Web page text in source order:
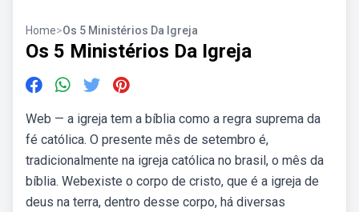
Home>Os 5 Ministérios Da Igreja
Os 5 Ministérios Da Igreja
Web — a igreja tem a bíblia como a regra suprema da
fé católica. O presente mês de setembro é,
tradicionalmente na igreja católica no brasil, o mês da
bíblia. Webexiste o corpo de cristo, que é a igreja de
deus na terra, dentro desse corpo, há diversas